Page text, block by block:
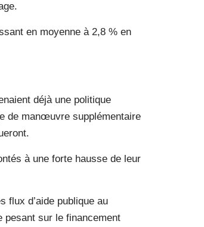
en moyenne à 2,8 % en
déjà une politique
de manœuvre supplémentaire
à une forte hausse de leur
flux d’aide publique au
pesant sur le financement